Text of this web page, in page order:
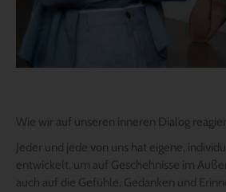
Wie wir auf unseren inneren Dialog
Jeder und jede von uns hat eigene,
entwickelt, um auf Geschehnisse im
auch auf die Gefühle, Gedanken und